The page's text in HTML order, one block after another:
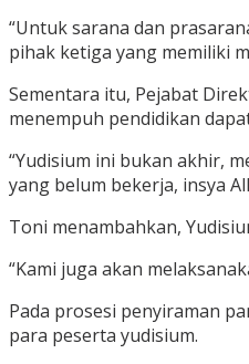
“Untuk sarana dan
pihak ketiga yang memiliki
Sementara itu, Pejabat
menempuh pendidikan
“Yudisium ini bukan akhir,
yang belum bekerja, insya
Toni menambahkan,
“Kami juga akan
Pada prosesi penyiraman
para peserta yudisium.